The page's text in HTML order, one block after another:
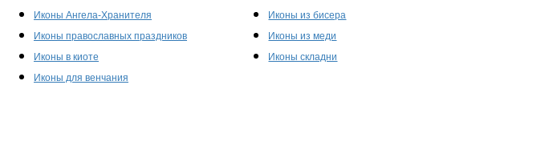
Иконы Ангела-Хранителя
Иконы православных праздников
Иконы в киоте
Иконы для венчания
Иконы из бисера
Иконы из меди
Иконы складни